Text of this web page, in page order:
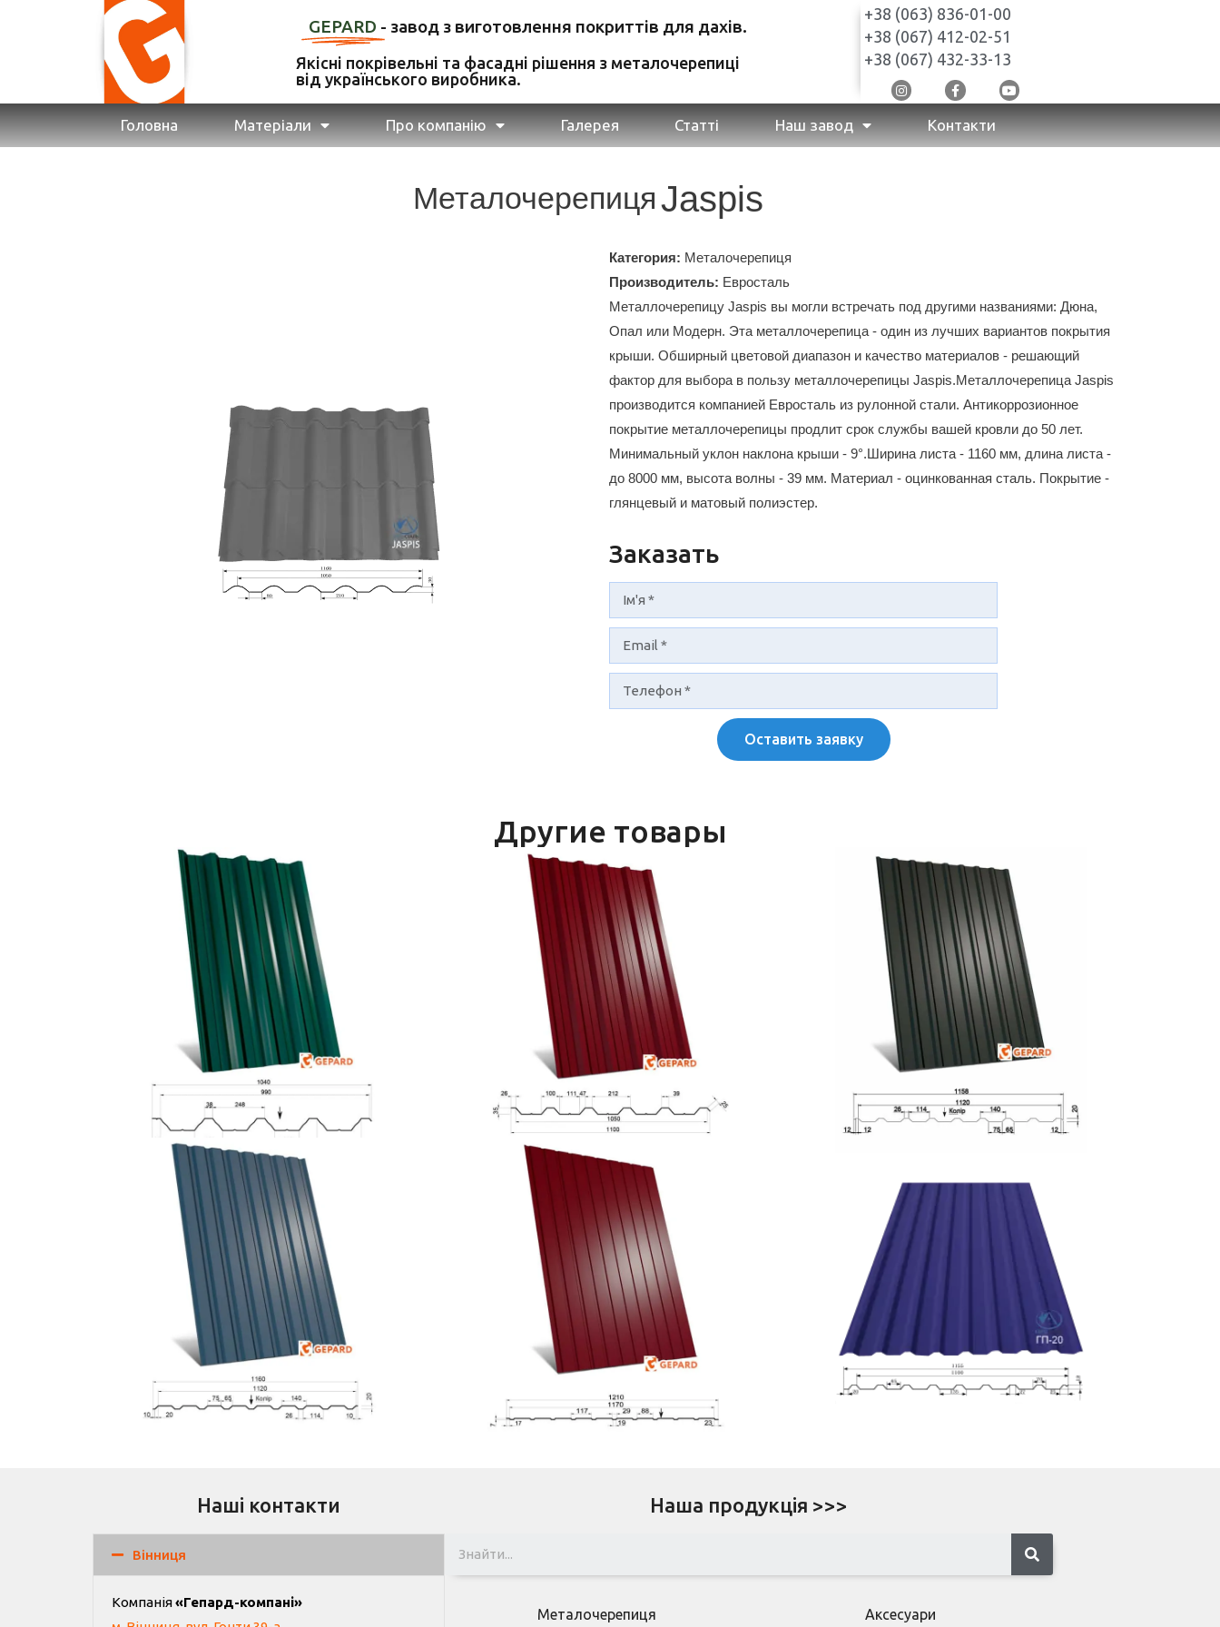
GEPARD - завод з виготовлення покриттів для дахів.
Якісні покрівельні та фасадні рішення з металочерепиці
від українського виробника.
+38 (063) 836-01-00
+38 (067) 412-02-51
+38 (067) 432-33-13
Головна Матеріали Про компанію Галерея Статті Наш завод Контакти
МеталочерепицяJaspis
Категория: Металочерепиця
Производитель: Евросталь
Металлочерепицу Jaspis вы могли встречать под другими названиями: Дюна,
Опал или Модерн. Эта металлочерепица - один из лучших вариантов покрытия
крыши. Обширный цветовой диапазон и качество материалов - решающий
фактор для выбора в пользу металлочерепицы Jaspis.Металлочерепица Jaspis
производится компанией Евросталь из рулонной стали. Антикоррозионное
покрытие металлочерепицы продлит срок службы вашей кровли до 50 лет.
Минимальный уклон наклона крыши - 9°.Ширина листа - 1160 мм, длина листа -
до 8000 мм, высота волны - 39 мм. Материал - оцинкованная сталь. Покрытие -
глянцевый и матовый полиэстер.
Заказать
Оставить заявку
Другие товары
ГП-57 Д
Докладніше
ГП-35 СО
Докладніше
ГП-20 Д Plus
Докладніше
ГП-20СО Plus
Докладніше
ГП-7
Докладніше
Наші контакти
Вінниця
Компанія«Гепард-компані»
Наша продукція >>>
Металочерепиця Аксесуари